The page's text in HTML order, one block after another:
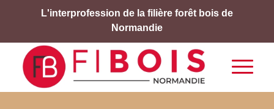
L'interprofession de la filière forêt bois de
Normandie